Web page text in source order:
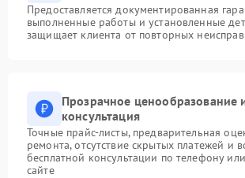
Предоставляется документированная
выполненные работы и установленные
защищает клиента от повторных
Прозрачное ценообразование
консультация
Точные прайс-листы, предварительная
ремонта, отсутствие скрытых платежей и
бесплатной консультации по телефону
сайте